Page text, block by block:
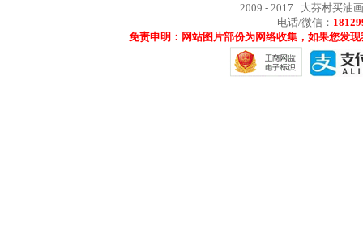
2009 - 2017 大芬村买油
电话/微信：
免责申明：网站图片部份为网络收集，如果您发